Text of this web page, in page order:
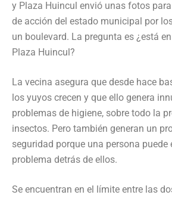
y Plaza Huincul envió unas fotos
de acción del estado municipal por
un boulevard. La pregunta es ¿está
Plaza Huincul?
La vecina asegura que desde hace
los yuyos crecen y que ello genera
problemas de higiene, sobre todo la
insectos. Pero también generan un
seguridad porque una persona puede
problema detrás de ellos.
Se encuentran en el límite entre las